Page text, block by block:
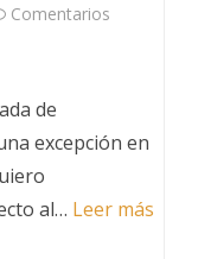
Comentarios
de
excepción en
al… Leer más